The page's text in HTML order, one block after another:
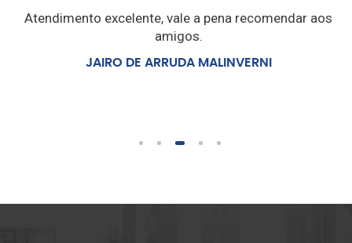
Atendimento excelente, vale a pena recomendar aos
amigos.
JAIRO DE ARRUDA MALINVERNI
1 2 3 4 5